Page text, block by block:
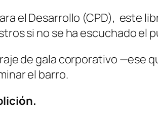
el Desarrollo (CPD), este
si no se ha escuchado el
de gala corporativo —ese
el barro.